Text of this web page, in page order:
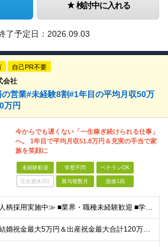
検討中に入れる
了予定日： 2026.09.03
自己PR不要
会社
営業#未経験8割#1年目の平均月収50万
万円
今からでも遅くない「一生稼ぎ続けられる仕事」
へ。 1年目で平均月収51.8万円＆充実の手当で家
族を笑顔に
未経験歓迎 学歴不問 ベテランOK
完全週休2日 賞与複数月 面接1回
≪人柄採用実施中≫ ■業界・職種未経験歓迎 ■学歴不問 ■職歴や転職回数は一切不問 ■ブランクある方も相談可 ★育成前提の募集！ 今回の募集は事業拡大に伴う増員採用！ 欠員補充ではないため、 将来の
＼結婚祝金最大5万円＆出産祝金最大合計120万円！独自の手当をご用意／ 【東京】 月給28万700円～80万円＋歩合＋各種手当＋賞与年2回 【大阪】 月給26万8200円～80万円＋歩合＋各種手当＋